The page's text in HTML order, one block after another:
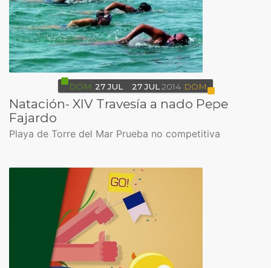
DOM 27JUL 27JUL2014 DOM
Natación- XIV Travesía a nado Pepe
Fajardo
Playa de Torre del Mar Prueba no competitiva